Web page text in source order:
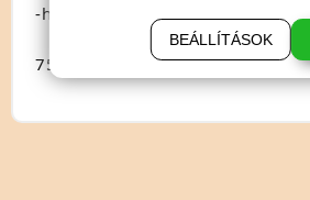
-hidratálja, puhítja a bőrt
75ml-es kiszerelésben.
BEÁLLÍTÁSOK